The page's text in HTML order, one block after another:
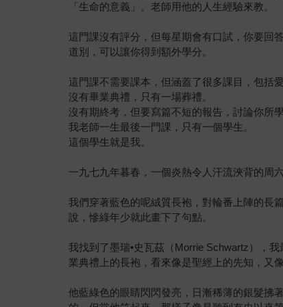
「生命的意義」。老師用他的人生經驗來教。
這門課沒有評分，但每星期會有口試，你要回
道別，可以讓你得到額外學分。
這門課不需要課本，但涵蓋了很多課目，包括
沒有畢業典禮，只有一場葬禮。
沒有期終考，但要寫篇不短的報告，討論你所
我老師一生最後一門課，只有一個學生。
這個學生就是我。
一九七九年暮春，一個炎熱令人汗流浹背的周
我們穿著藍色的呢絨質長袍，對輪番上陣的長
說，慘綠年少就此畫下了句點。
我找到了墨瑞•史瓦茲（Morrie Schwartz），
業典禮上的長袍，看來像是聖經上的先知，又
他藍綠色的眼睛閃閃發亮，日漸稀薄的銀髮拂